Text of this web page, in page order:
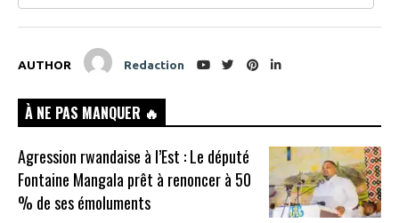
AUTHOR Redaction
À NE PAS MANQUER 🔥
Agression rwandaise à l’Est : Le député
Fontaine Mangala prêt à renoncer à 50
% de ses émoluments